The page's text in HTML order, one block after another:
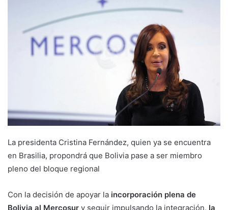
La presidenta Cristina Fernández, quien ya se encuentra
en Brasilia, propondrá que Bolivia pase a ser miembro
pleno del bloque regional
Con la decisión de apoyar la incorporación plena de
Bolivia al Mercosur y seguir impulsando la integración, la